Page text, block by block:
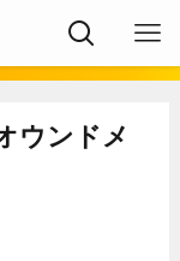
ウンドメ